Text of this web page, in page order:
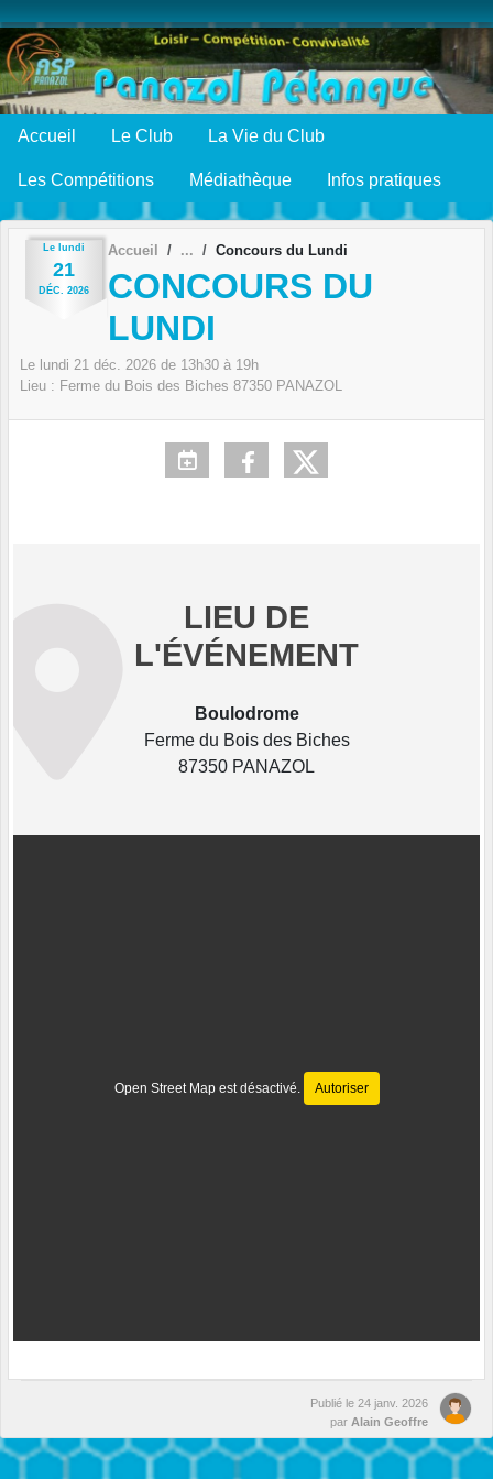
Accueil Le Club La Vie du Club
Les Compétitions Médiathèque Infos pratiques
Le lundi
21
DÉC. 2026
Accueil Concours du Lundi
CONCOURS DU
LUNDI
Le lundi 21 déc. 2026 de 13h30 à 19h
Lieu : Ferme du Bois des Biches 87350 PANAZOL
LIEU DE
L'ÉVÉNEMENT
Boulodrome
Ferme du Bois des Biches
87350 PANAZOL
Open Street Map est désactivé. Autoriser
Publié le 24 janv. 2026
par Alain Geoffre